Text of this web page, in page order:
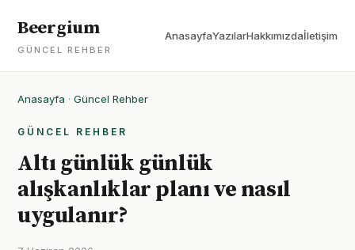
Beergium
GÜNCEL REHBER
AnasayfaYazılarHakkımızdaİletişim
Anasayfa · Güncel Rehber
GÜNCEL REHBER
Altı günlük günlük
alışkanlıklar planı ve nasıl
uygulanır?